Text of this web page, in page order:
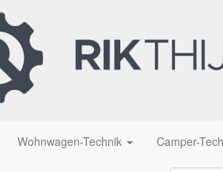
Wohnwagen-Technik Camper-